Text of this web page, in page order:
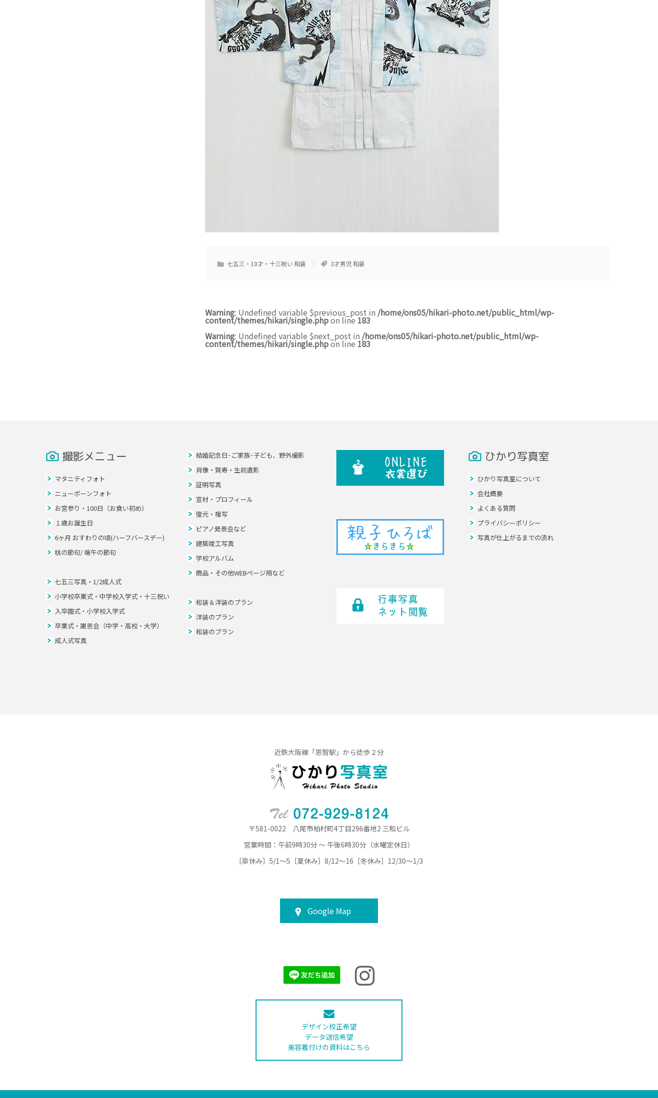
七五三・10才・十三祝い 和装 3才男児 和装
Warning: Undefined variable $previous_post in /home/ons05/hikari-photo.net/public_html/wp-
content/themes/hikari/single.phpon line 183
Warning: Undefined variable $next_post in /home/ons05/hikari-photo.net/public_html/wp-
content/themes/hikari/single.phpon line 183
撮影メニュー
マタニティフォト
ニューボーンフォト
お宮参り・100日（お食い初め）
１歳お誕生日
6ヶ月 おすわりの頃(ハーフバースデー)
桃の節句/ 端午の節句
七五三写真・1/2成人式
小学校卒業式・中学校入学式・十三祝い
入卒園式・小学校入学式
卒業式・謝恩会（中学・高校・大学）
成人式写真
結婚記念日･ご家族･子ども、野外撮影
肖像・賀寿・生前遺影
証明写真
宣材・プロフィール
復元・複写
ピアノ発表会など
建築竣工写真
学校アルバム
商品・その他WEBページ用など
和装＆洋装のプラン
洋装のプラン
和装のプラン
ひかり写真室
ひかり写真室について
会社概要
よくある質問
プライバシーポリシー
写真が仕上がるまでの流れ
近鉄大阪線「恩智駅」から徒歩２分
〒581-0022 八尾市柏村町4丁目296番地2 三和ビル
営業時間：午前9時30分 ～ 午後6時30分（水曜定休日）
［皐休み］5/1～5［夏休み］8/12～16［冬休み］12/30～1/3
Google Map
デザイン校正希望
データ送信希望
美容着付けの資料はこちら